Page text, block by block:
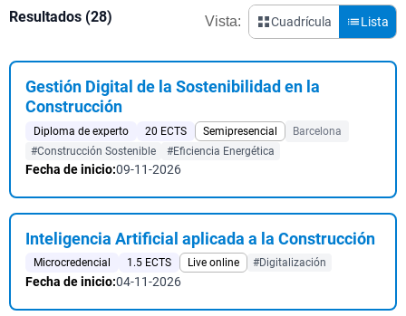
Resultados (28) Vista: Cuadrícula Lista
Gestión Digital de la Sostenibilidad en la
Construcción
Diploma de experto 20 ECTS Semipresencial
Barcelona
#Construcción Sostenible
#Eficiencia Energética
Fecha de inicio:09-11-2026
Inteligencia Artificial aplicada a la Construcción
Microcredencial 1.5 ECTS Live online #Digitalización
Fecha de inicio:04-11-2026